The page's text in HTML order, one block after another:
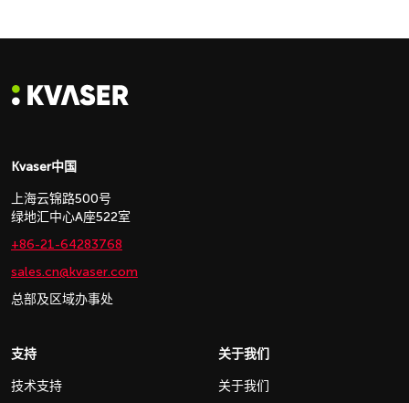
Kvaser中国
上海云锦路500号
绿地汇中心A座522室
+86-21-64283768
sales.cn@kvaser.com
总部及区域办事处
支持
技术支持
关于我们
关于我们